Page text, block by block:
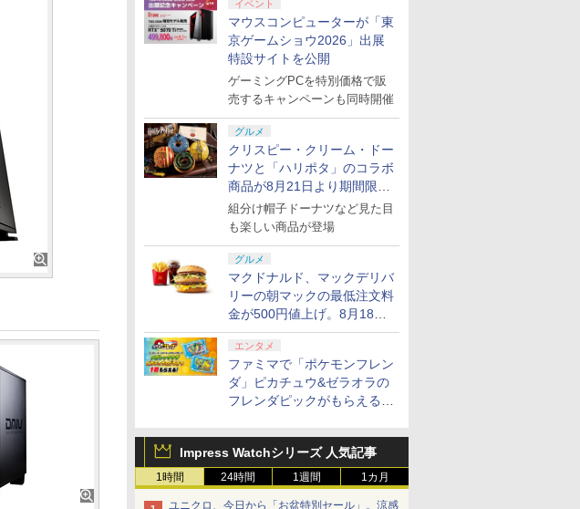
イベント
マウスコンピューターが「東
京ゲームショウ2026」出展
特設サイトを公開
ゲーミングPCを特別価格で販
売するキャンペーンも同時開催
グルメ
クリスピー・クリーム・ドー
ナツと「ハリポタ」のコラボ
商品が8月21日より期間限定
で発売
組分け帽子ドーナツなど見た目
も楽しい商品が登場
グルメ
マクドナルド、マックデリバ
リーの朝マックの最低注文料
金が500円値上げ。8月18日
より1,500円から受付
エンタメ
ファミマで「ポケモンフレン
ダ」ピカチュウ&ゼラオラの
フレンダピックがもらえるキ
Impress Watchシリーズ 人気記事
1時間 24時間 1週間 1カ月
ユニクロ、今日から「お盆特別セール」。涼感